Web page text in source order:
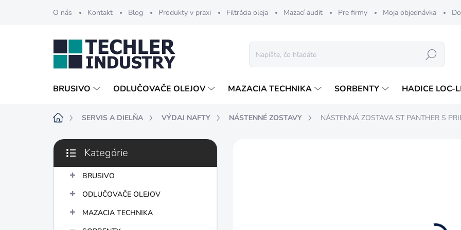
O nás Kontakt Blog Produkty v praxi Filtrácia oleja Mazací audit Pre firmy Moja objednávka
Hľadať
BRUSIVO ODLUČOVAČE OLEJOV MAZACIA TECHNIKA SORBENTY HADICE LOC-
DomovSERVIS A DIELŇA VÝDAJ NAFTY NÁSTENNÉ ZOSTAVY NÁSTENNÁ ZOSTAVA ST PANTHER S
B
č
Preskočiť
kategórie
Kategórie
BRUSIVO
ODLUČOVAČE OLEJOV
MAZACIA TECHNIKA